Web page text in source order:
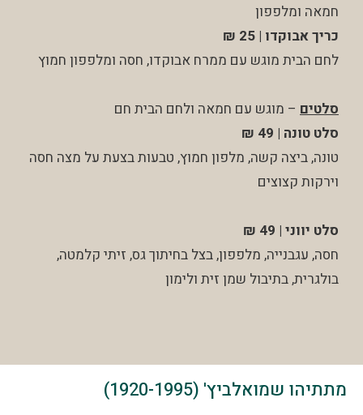
חמאה ומלפפון
כריך אבוקדו | 25 ₪
לחם הבית מוגש עם ממרח אבוקדו, חסה ומלפפון חמוץ
סלטים – מוגש עם חמאה ולחם הבית חם
סלט טונה | 49 ₪
טונה, ביצה קשה, מלפון חמוץ, טבעות בצעת על מצה חסה
וירקות קצוצים
סלט יווני | 49 ₪
חסה, עגבנייה, מלפפון, בצל בחיתוך גס, זיתי קלמטה,
בולגרית, בתיבול שמן זית ולימון
מתתיהו שמואלביץ' (1920-1995)